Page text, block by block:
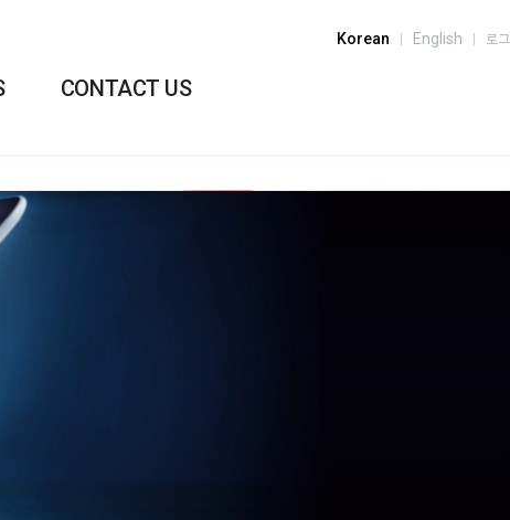
Korean English 로
CONTACT US